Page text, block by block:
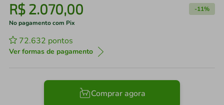
R$ 2.070,00 -11%
No pagamento com Pix
72.632 pontos
Ver formas de pagamento
Comprar agora